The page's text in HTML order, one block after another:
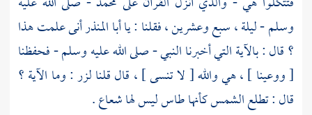
وسلم - ليلة ، سبع وعشرين ، فقلنا : ياأبا المنذرأنى علمت هذا
؟ قال : بالآية التي أخبرنا النبي - صلى الله عليه وسلم - فحفظنا
[ ووعينا ] ، هي والله [ لا تنسى ] ، قال قلنالزر: وما الآية ؟
قال : تطلع الشمس كأنها طاس ليس لها شعاع .